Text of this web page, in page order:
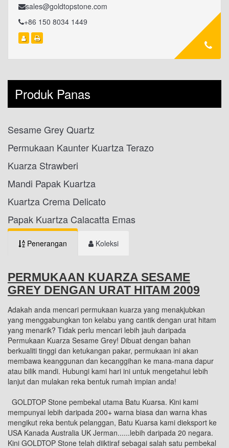
sales@goldtopstone.com
+86 150 8034 1449
Produk Panas
Sesame Grey Quartz
Permukaan Kaunter Kuartza Terazo
Kuarza Strawberi
Mandi Papak Kuartza
Kuartza Crema Delicato
Papak Kuartza Calacatta Emas
Penerangan Koleksi
PERMUKAAN KUARZA SESAME
GREY DENGAN URAT HITAM 2009
Adakah anda mencari permukaan kuarza yang menakjubkan
yang menggabungkan ton kelabu yang cantik dengan urat hitam
yang menarik? Tidak perlu mencari lebih jauh daripada
Permukaan Kuarza Sesame Grey! Dibuat dengan bahan
berkualiti tinggi dan ketukangan pakar, permukaan ini akan
membawa keanggunan dan kecanggihan ke mana-mana dapur
atau bilik mandi. Hubungi kami hari ini untuk mengetahui lebih
lanjut dan mulakan reka bentuk rumah impian anda!
GOLDTOP Stone pembekal utama Batu Kuarsa. Kini kami
mempunyai lebih daripada 200+ warna biasa dan warna khas
mengikut reka bentuk pelanggan, Batu Kuarsa kami dieksport ke
USA Kanada Australia UK Jerman......lebih daripada 20 negara.
Kini GOLDTOP Stone telah diiktiraf sebagai salah satu pembekal